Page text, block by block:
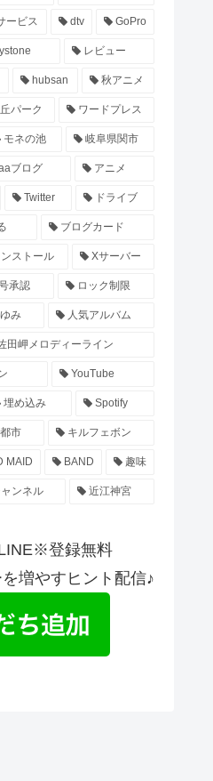
ービス dtv GoPro
レビュー
hubsan 秋アニメ
パーク ワードプレス
モネの池 岐阜県関市
ブログ アニメ
Twitter ドライブ
ブログカード
ストール Xサーバー
承認 ロック制限
み 人気アルバム
田岬メロディーライン
YouTube
埋め込み Spotify
市 キルフェボン
MAID BAND 趣味
ンネル 近江神宮
登録無料
増やすヒント配信♪